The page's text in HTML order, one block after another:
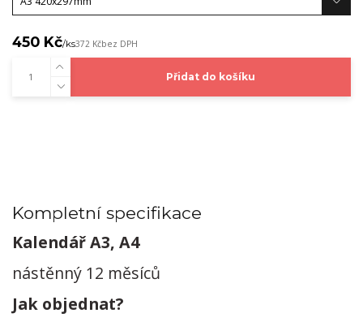
450 Kč/ks372 Kčbez DPH
Přidat do košíku
Kompletní specifikace
Kalendář A3, A4
nástěnný 12 měsíců
Jak objednat?